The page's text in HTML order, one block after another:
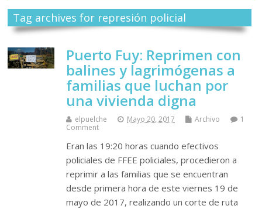
Tag archives for represión policial
Puerto Fuy: Reprimen con
balines y lagrimógenas a
familias que luchan por
una vivienda digna
elpuelche Mayo 20, 2017 Archivo
1
Comment
Eran las 19:20 horas cuando efectivos
policiales de FFEE policiales, procedieron a
reprimir a las familias que se encuentran
desde primera hora de este viernes 19 de
mayo de 2017, realizando un corte de ruta